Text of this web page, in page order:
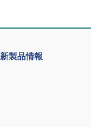
新製品情報